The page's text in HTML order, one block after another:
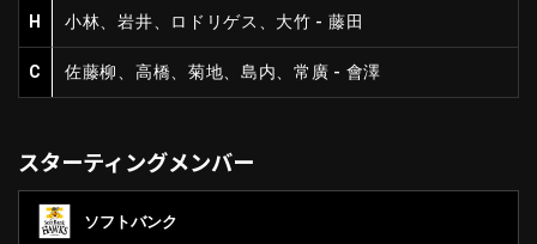
H 小林、岩井、ロドリゲス、大竹 - 藤田
C 佐藤柳、高橋、菊地、島内、常廣 - 會澤
スターティングメンバー
ソフトバンク